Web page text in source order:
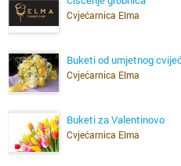
Cvjećarnica Elma
Buketi od umjetnog
Cvjećarnica Elma
Buketi za Valentinovo
Cvjećarnica Elma